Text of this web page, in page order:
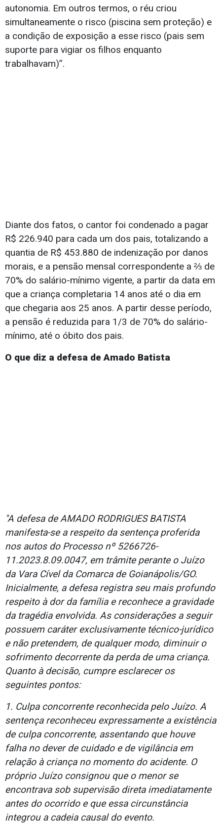
autonomia. Em outros termos, o réu criou
simultaneamente o risco (piscina sem proteção) e
a condição de exposição a esse risco (pais sem
suporte para vigiar os filhos enquanto
trabalhavam)”.
Diante dos fatos, o cantor foi condenado a pagar
R$ 226.940 para cada um dos pais, totalizando a
quantia de R$ 453.880 de indenização por danos
morais, e a pensão mensal correspondente a ⅔ de
70% do salário-mínimo vigente, a partir da data em
que a criança completaria 14 anos até o dia em
que chegaria aos 25 anos. A partir desse período,
a pensão é reduzida para 1/3 de 70% do salário-
mínimo, até o óbito dos pais.
O que diz a defesa de Amado Batista
"A defesa de AMADO RODRIGUES BATISTA
manifesta-se a respeito da sentença proferida
nos autos do Processo nº 5266726-
11.2023.8.09.0047, em trâmite perante o Juízo
da Vara Cível da Comarca de Goianápolis/GO.
Inicialmente, a defesa registra seu mais profundo
respeito à dor da família e reconhece a gravidade
da tragédia envolvida. As considerações a seguir
possuem caráter exclusivamente técnico-jurídico
e não pretendem, de qualquer modo, diminuir o
sofrimento decorrente da perda de uma criança.
Quanto à decisão, cumpre esclarecer os
seguintes pontos:
1. Culpa concorrente reconhecida pelo Juízo. A
sentença reconheceu expressamente a existência
de culpa concorrente, assentando que houve
falha no dever de cuidado e de vigilância em
relação à criança no momento do acidente. O
próprio Juízo consignou que o menor se
encontrava sob supervisão direta imediatamente
antes do ocorrido e que essa circunstância
integrou a cadeia causal do evento.